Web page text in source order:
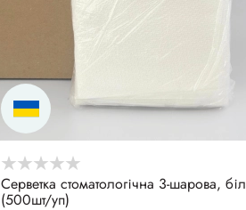
Серветка стоматологічна 3-шарова,
(500шт/уп)